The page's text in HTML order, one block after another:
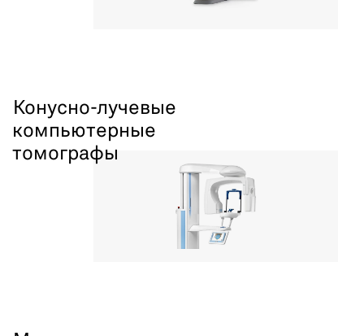
Конусно-лучевые
компьютерные
томографы